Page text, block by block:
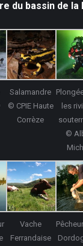
du bassin de la
Salamandre
© CPIE Haute
Corrèze
les
©
Vache
Ferrandaise